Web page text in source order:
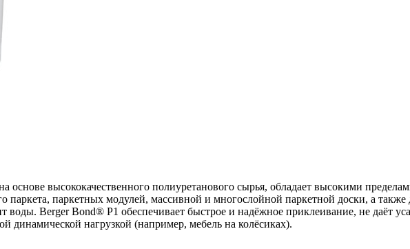
основе высококачественного полиуретанового сырья, обладает высокими
паркета, паркетных модулей, массивной и многослойной паркетной доски, а
воды. Berger Bond® P1 обеспечивает быстрое и надёжное приклеивание, не даёт
динамической нагрузкой (например, мебель на колёсиках).